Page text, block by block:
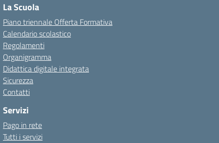
La Scuola
Piano triennale Offerta Formativa
Calendario scolastico
Regolamenti
Organigramma
Didattica digitale integrata
Sicurezza
Contatti
Servizi
Pago in rete
Tutti i servizi